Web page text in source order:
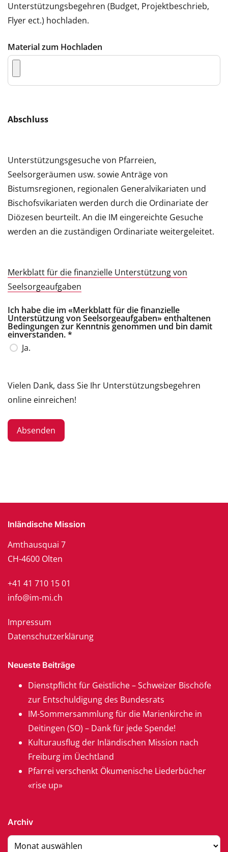
Unterstützungsbegehren (Budget, Projektbeschrieb,
Flyer ect.) hochladen.
Material zum Hochladen
Abschluss
Unterstützungsgesuche von Pfarreien,
Seelsorgeräumen usw. sowie Anträge von
Bistumsregionen, regionalen Generalvikariaten und
Bischofsvikariaten werden durch die Ordinariate der
Diözesen beurteilt. An die IM eingereichte Gesuche
werden an die zuständigen Ordinariate weitergeleitet.
Merkblatt für die finanzielle Unterstützung von
Seelsorgeaufgaben
Ich habe die im «Merkblatt für die finanzielle
Unterstützung von Seelsorgeaufgaben» enthaltenen
Bedingungen zur Kenntnis genommen und bin damit
einverstanden.*
Ja.
Vielen Dank, dass Sie Ihr Unterstützungsbegehren
online einreichen!
Inländische Mission
Amthausquai 7
CH-4600 Olten
+41 41 710 15 01
info@im-mi.ch
Impressum
Datenschutzerklärung
Neueste Beiträge
Dienstpflicht für Geistliche – Schweizer Bischöfe
zur Entschuldigung des Bundesrats
IM-Sommersammlung für die Marienkirche in
Deitingen (SO) – Dank für jede Spende!
Kulturausflug der Inländischen Mission nach
Freiburg im Üechtland
Pfarrei verschenkt Ökumenische Liederbücher
«rise up»
Archiv
Archiv